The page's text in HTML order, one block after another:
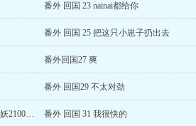
番外 回国 23 nainai都给你
番外 回国 25 把这只小崽子扔出去
番外回国27 爽
番外 回国29 不太对劲
番外 回国 30罚他去睡客房（海妖2100加更。） 番外 回国 31 我很快的